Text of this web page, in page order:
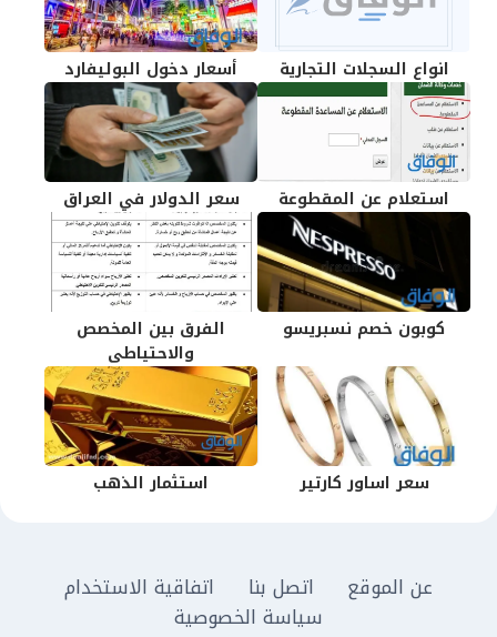
انواع السجلات التجارية أسعار دخول البوليفارد
استعلام عن المقطوعة سعر الدولار في العراق
كوبون خصم نسبريسو
الفرق بين المخصص
والاحتياطى
سعر اساور كارتير استثمار الذهب
عن الموقع اتصل بنا
اتفاقية الاستخدام
سياسة الخصوصية